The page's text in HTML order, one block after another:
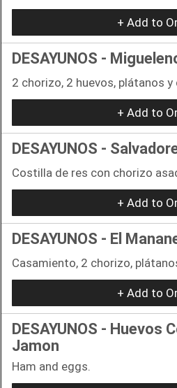
+ Add to
DESAYUNOS -
2 chorizo, 2 huevos, plátanos y
+ Add to
DESAYUNOS -
Costilla de res con chorizo
+ Add to
DESAYUNOS - El
Casamiento, 2 chorizo,
+ Add to
DESAYUNOS - Huevos
Jamon
Ham and eggs.